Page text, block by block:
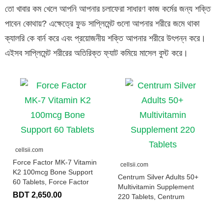
তো খাবার কম খেলে আপনি আপনার চলাফেরা সাধারণ কাজ কর্মের জন্য শক্তি
পাবেন কোথায়? এক্ষেত্রে ফুড সাপ্লিমেন্ট গুলো আপনার শরীরে জমে থাকা
ক্যালরি কে বার্ন করে এবং প্রয়োজনীয় শক্তি আপনার শরীরে উৎপন্ন করে।
এইসব সাপ্লিমেন্ট শরীরের অতিরিক্ত ফ্যাট কমিয়ে মাসেল বুস্ট করে।
cellsii.com
Force Factor MK-7 Vitamin
K2 100mcg Bone Support
60 Tablets, Force Factor
BDT 2,650.00
cellsii.com
Centrum Silver Adults 50+
Multivitamin Supplement
220 Tablets, Centrum